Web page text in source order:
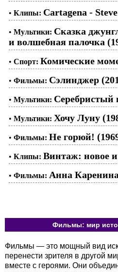
• Клипы: Cartagena -
• Мультики: Сказка
и волшебная палочка
• Спорт: Комические
• Фильмы: Сэлинджер
• Мультики: Серебристый
• Мультики: Хочу Луну
• Фильмы: Не горюй!
• Клипы: Винтаж: новое
• Фильмы: Анна
Фильмы: мир
Фильмы — это мощный вид
перенести зрителя в другой
вместе с героями. Они